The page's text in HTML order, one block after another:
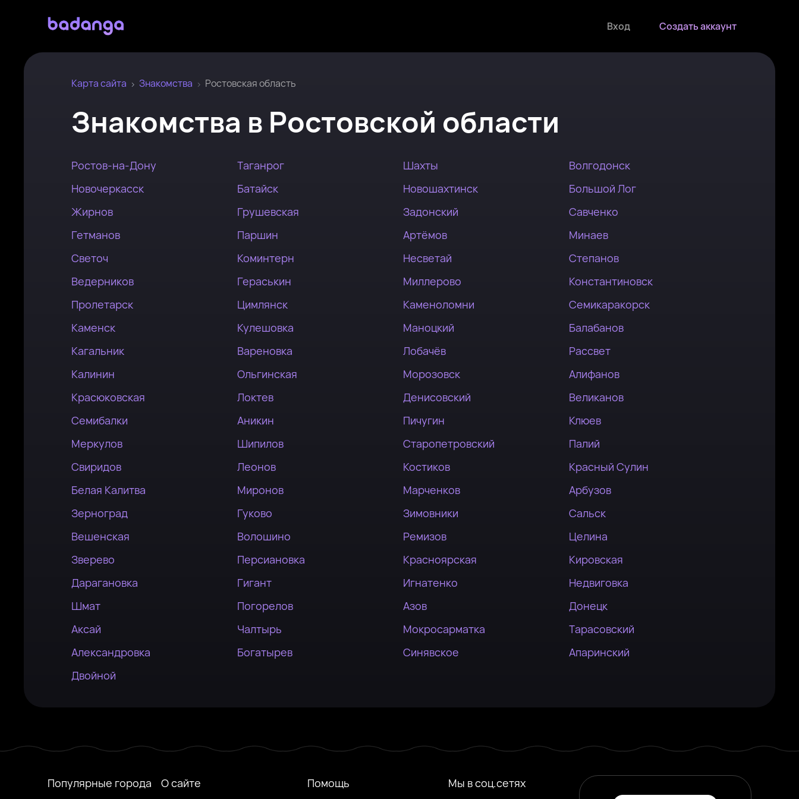
Вход Создать аккаунт
Карта сайта Знакомства Ростовская область
Знакомства в Ростовской области
Ростов-на-Дону Таганрог Шахты
Волгодонск
Новочеркасск
Батайск Новошахтинск
Большой Лог
Жирнов
Грушевская Задонский
Савченко
Гетманов
Паршин Артёмов
Минаев
Светоч
Коминтерн Несветай
Степанов
Ведерников
Гераськин Миллерово
Константиновск
Пролетарск
Цимлянск Каменоломни
Семикаракорск
Каменск
Кулешовка Маноцкий
Балабанов
Кагальник
Вареновка Лобачёв
Рассвет
Калинин
Ольгинская Морозовск
Алифанов
Красюковская
Локтев Денисовский
Великанов
Семибалки
Аникин Пичугин
Клюев
Меркулов
Шипилов Старопетровский
Палий
Свиридов
Леонов Костиков
Красный Сулин
Белая Калитва
Миронов Марченков
Арбузов
Зерноград
Гуково Зимовники
Сальск
Вешенская
Волошино Ремизов
Целина
Зверево
Персиановка Красноярская
Кировская
Дарагановка
Гигант Игнатенко
Недвиговка
Шмат
Погорелов Азов
Донецк
Аксай
Чалтырь Мокросарматка
Тарасовский
Александровка
Богатырев Синявское
Апаринский
Двойной
Популярные города О сайте Помощь Мы в соц.сетях